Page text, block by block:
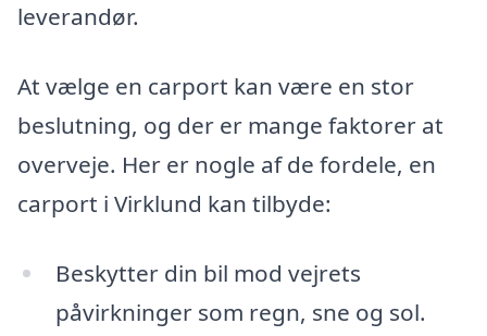
leverandør.
At vælge en carport kan være en stor
beslutning, og der er mange faktorer at
overveje. Her er nogle af de fordele, en
carport i Virklund kan tilbyde:
Beskytter din bil mod vejrets
påvirkninger som regn, sne og sol.